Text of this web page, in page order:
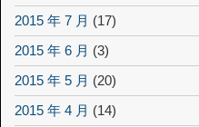
2015 年 7 月 (17)
2015 年 6 月 (3)
2015 年 5 月 (20)
2015 年 4 月 (14)